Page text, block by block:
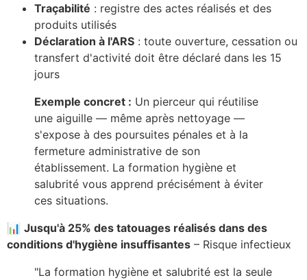
Traçabilité : registre des actes réalisés et des
produits utilisés
Déclaration à l'ARS : toute ouverture, cessation ou
transfert d'activité doit être déclaré dans les 15
jours
Exemple concret : Un pierceur qui réutilise
une aiguille — même après nettoyage —
s'expose à des poursuites pénales et à la
fermeture administrative de son
établissement. La formation hygiène et
salubrité vous apprend précisément à éviter
ces situations.
📊 Jusqu'à 25% des tatouages réalisés dans des
conditions d'hygiène insuffisantes – Risque infectieux
"La formation hygiène et salubrité est la seule